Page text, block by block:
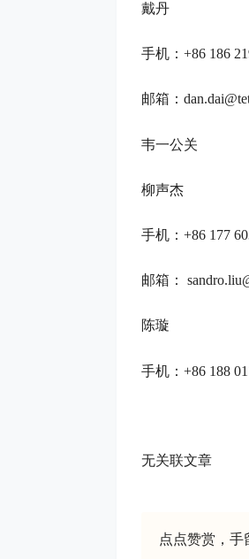
戴丹
手机：+86 186
邮箱：
韦一公关
柳声杰
手机：+86 177
邮箱：
陈璇
手机：+86 188
无关联文章
点点赞赏，手